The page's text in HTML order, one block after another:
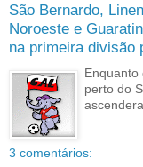
São Bernardo,
Noroeste e
na primeira divisão
Enquanto
perto do
3 comentários: